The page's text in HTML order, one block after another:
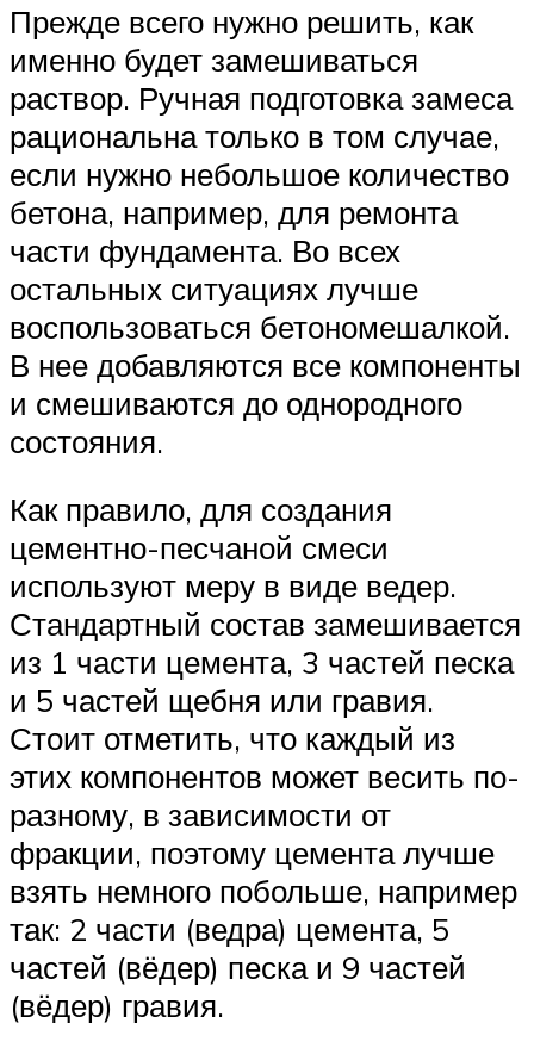
Прежде всего нужно решить, как
именно будет замешиваться
раствор. Ручная подготовка замеса
рациональна только в том случае,
если нужно небольшое количество
бетона, например, для ремонта
части фундамента. Во всех
остальных ситуациях лучше
воспользоваться бетономешалкой.
В нее добавляются все компоненты
и смешиваются до однородного
состояния.
Как правило, для создания
цементно-песчаной смеси
используют меру в виде ведер.
Стандартный состав замешивается
из 1 части цемента, 3 частей песка
и 5 частей щебня или гравия.
Стоит отметить, что каждый из
этих компонентов может весить по-
разному, в зависимости от
фракции, поэтому цемента лучше
взять немного побольше, например
так: 2 части (ведра) цемента, 5
частей (вёдер) песка и 9 частей
(вёдер) гравия.